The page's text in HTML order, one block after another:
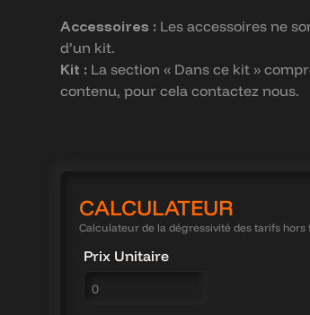
Accessoires : Les accessoires ne
d’un kit.
Kit : La section « Dans ce kit »
contenu, pour cela contactez nous.
CALCULATEUR
Calculateur de la dégressivité des tarifs
Prix Unitaire